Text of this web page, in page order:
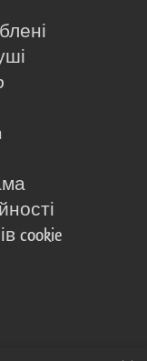
cookie